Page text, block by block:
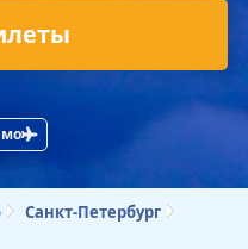
Санкт-Петербург